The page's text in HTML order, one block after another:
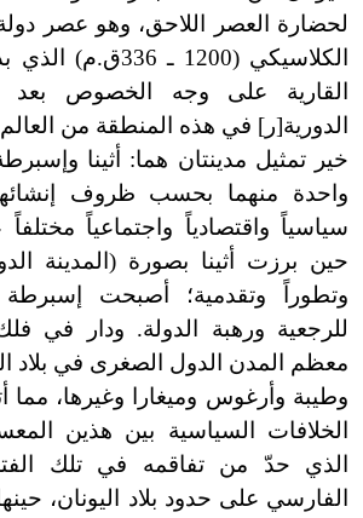
لحضارة العصر اللاحق، وهو عصر دولة
الكلاسيكي (1200 ـ
القارية على وجه الخصوص بعد
الدورية[ر] في هذه المنطقة من
خير تمثيل مدينتان هما: أثينا
واحدة منهما بحسب ظروف
سياسياً واقتصادياً واجتماعياً
حين برزت أثينا بصورة (المدينة
وتطوراً وتقدمية؛ أصبحت
للرجعية ورهبة الدولة. ودار في
معظم المدن الدول الصغرى في بلاد
وطيبة وأرغوس وميغارا وغيرها، مما
الخلافات السياسية بين هذين
الذي حدّ من تفاقمه في تلك
الفارسي على حدود بلاد اليونان،